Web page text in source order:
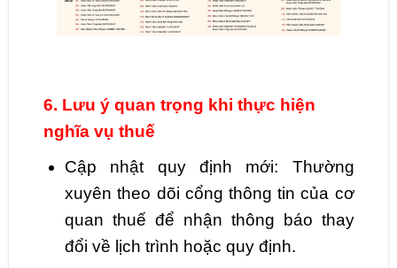
6. Lưu ý quan trọng khi thực hiện
nghĩa vụ thuế
Cập nhật quy định mới: Thường
xuyên theo dõi cổng thông tin của cơ
quan thuế để nhận thông báo thay
đổi về lịch trình hoặc quy định.